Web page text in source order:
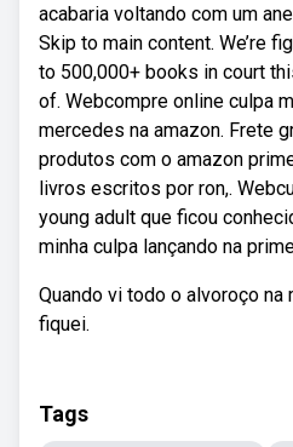
acabaria voltando com um
Skip to main content. We’re
to 500,000+ books in court
of. Webcompre online culpa
mercedes na amazon. Frete
produtos com o amazon
livros escritos por ron,.
young adult que ficou
minha culpa lançando na
Quando vi todo o alvoroço
fiquei.
Tags